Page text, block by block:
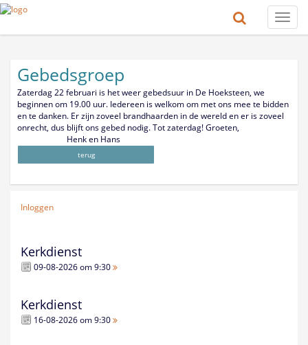
Toggle
Gebedsgroep
Zaterdag 22 februari is het weer gebedsuur in De Hoeksteen, we
beginnen om 19.00 uur. Iedereen is welkom om met ons mee te bidden
en te danken. Er zijn zoveel brandhaarden in de wereld en er is zoveel
onrecht, dus blijft ons gebed nodig. Tot zaterdag! Groeten,
Henk en Hans
terug
Inloggen
Kerkdienst
09-08-2026 om 9:30
Kerkdienst
16-08-2026 om 9:30